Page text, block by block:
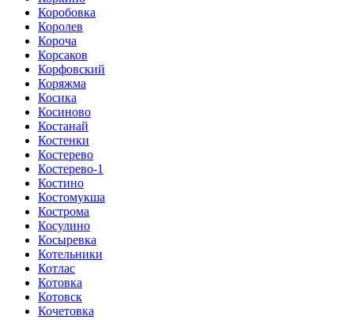
Коробовка
Королев
Короча
Корсаков
Корфовский
Коряжма
Косика
Косиново
Костанай
Костенки
Костерево
Костерево-1
Костино
Костомукша
Кострома
Косулино
Косыревка
Котельники
Котлас
Котовка
Котовск
Кочетовка